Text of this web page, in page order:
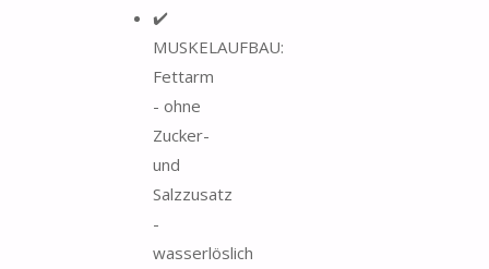
✔️
MUSKELAUFBAU:
Fettarm
- ohne
Zucker-
und
Salzzusatz
-
wasserlöslich